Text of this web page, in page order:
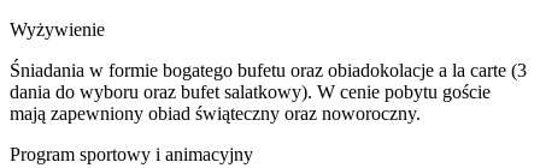
Wyżywienie
Śniadania w formie bogatego bufetu oraz obiadokolacje a la carte (3
dania do wyboru oraz bufet salatkowy). W cenie pobytu goście
mają zapewniony obiad świąteczny oraz noworoczny.
Program sportowy i animacyjny